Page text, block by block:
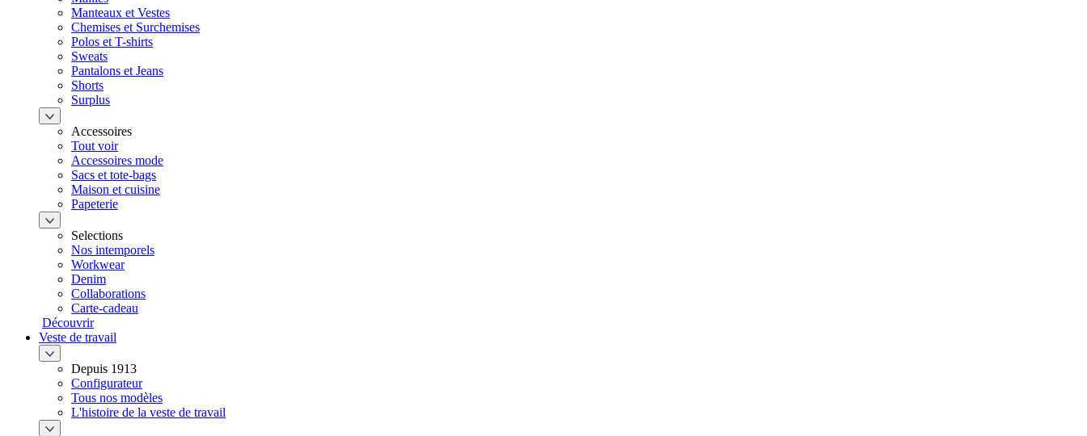
Manteaux et Vestes
Chemises et Surchemises
Polos et T-shirts
Sweats
Pantalons et Jeans
Shorts
Surplus
Accessoires
Tout voir
Accessoires mode
Sacs et tote-bags
Maison et cuisine
Papeterie
Selections
Nos intemporels
Workwear
Denim
Collaborations
Carte-cadeau
Découvrir
Veste de travail
Depuis 1913
Configurateur
Tous nos modèles
L'histoire de la veste de travail